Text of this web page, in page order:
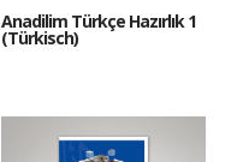
Anadilim Türkçe Hazırlık 1
(Türkisch)